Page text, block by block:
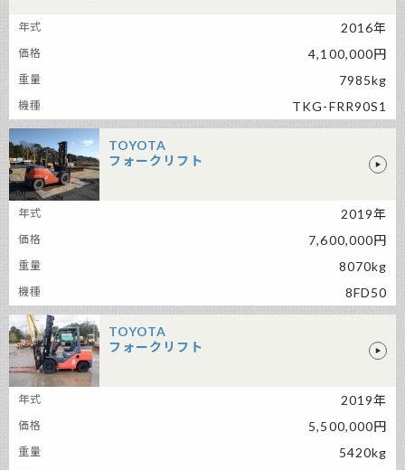
2016年
4,100,000円
7985kg
TKG-FRR90S1
TOYOTA
フォークリフト
2019年
7,600,000円
8070kg
8FD50
TOYOTA
フォークリフト
2019年
5,500,000円
5420kg